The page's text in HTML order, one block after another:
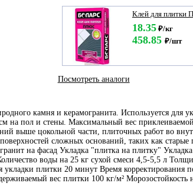
Клей для
18.35₽/кг
458.85 ₽/шт
Посмотреть аналоги
камня и керамогранита. Используется для
на пол и стены. Максимальный вес
выше цокольной части, плиточных работ во
сложных оснований, таких как
на фасад Укладка "плитка на плитку"
воды на 25 кг сухой смеси 4,5-5,5 л
плитки 20 минут Время корректирования
вес плитки 100 кг/м² Морозостойкость